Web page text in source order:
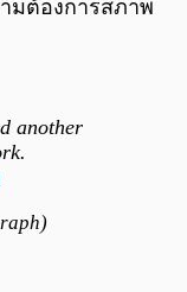
มต้องการสภาพ
another